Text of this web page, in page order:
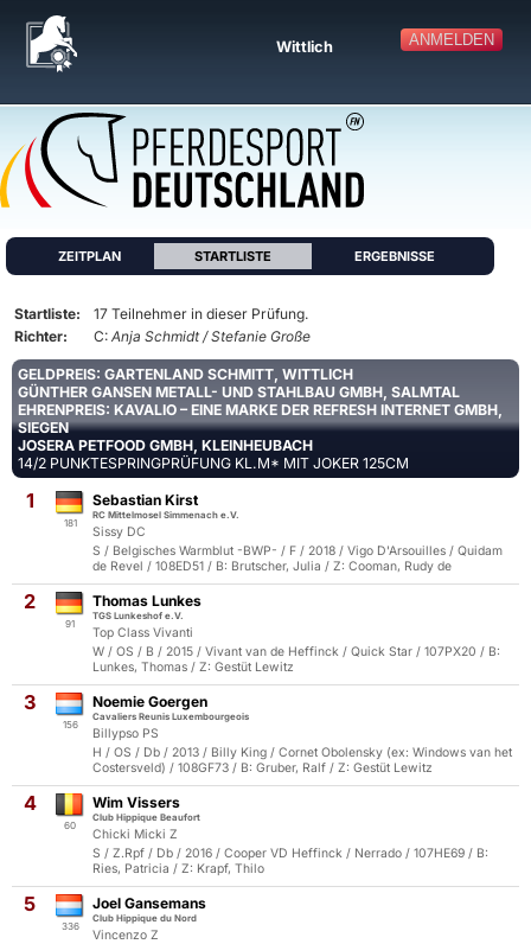
ANMELDEN
Wittlich
ZEITPLAN STARTLISTE ERGEBNISSE
Startliste:
17 Teilnehmer in dieser Prüfung.
Richter:
C: Anja Schmidt / Stefanie Große
GELDPREIS: GARTENLAND SCHMITT, WITTLICH
GÜNTHER GANSEN METALL- UND STAHLBAU GMBH, SALMTAL
EHRENPREIS: KAVALIO – EINE MARKE DER REFRESH INTERNET GMBH,
SIEGEN
JOSERA PETFOOD GMBH, KLEINHEUBACH
14/2 PUNKTESPRINGPRÜFUNG KL.M* MIT JOKER 125CM
1
181
Sebastian Kirst
RC Mittelmosel Simmenach e.V.
Sissy DC
S / Belgisches Warmblut -BWP- / F / 2018 / Vigo D'Arsouilles / Quidam
de Revel / 108ED51 / B: Brutscher, Julia / Z: Cooman, Rudy de
2
91
Thomas Lunkes
TGS Lunkeshof e.V.
Top Class Vivanti
W / OS / B / 2015 / Vivant van de Heffinck / Quick Star / 107PX20 / B:
Lunkes, Thomas / Z: Gestüt Lewitz
3
156
Noemie Goergen
Cavaliers Reunis Luxembourgeois
Billypso PS
H / OS / Db / 2013 / Billy King / Cornet Obolensky (ex: Windows van het
Costersveld) / 108GF73 / B: Gruber, Ralf / Z: Gestüt Lewitz
4
60
Wim Vissers
Club Hippique Beaufort
Chicki Micki Z
S / Z.Rpf / Db / 2016 / Cooper VD Heffinck / Nerrado / 107HE69 / B:
Ries, Patricia / Z: Krapf, Thilo
5
336
Joel Gansemans
Club Hippique du Nord
Vincenzo Z